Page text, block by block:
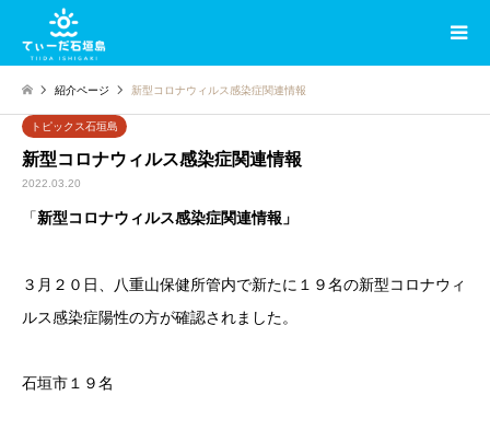
紹介ページ 新型コロナウィルス感染症関連情報
トピックス石垣島
新型コロナウィルス感染症関連情報
2022.03.20
「新型コロナウィルス感染症関連情報」
３月２０日、八重山保健所管内で新たに１９名の新型コロナウィ
ルス感染症陽性の方が確認されました。
石垣市１９名